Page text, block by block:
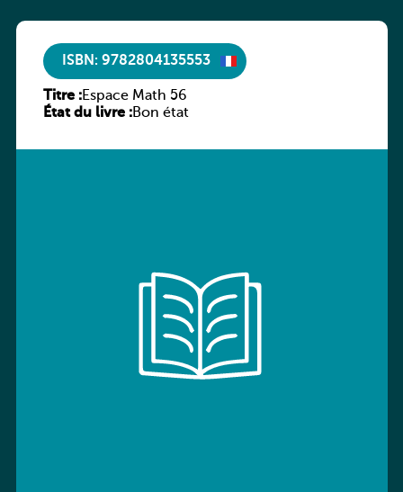
ISBN: 9782804135553
Titre :Espace Math 56
État du livre :Bon état